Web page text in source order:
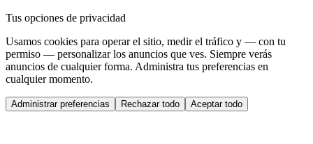
Tus opciones de privacidad
Usamos cookies para operar el sitio, medir el tráfico y — con tu
permiso — personalizar los anuncios que ves. Siempre verás
anuncios de cualquier forma. Administra tus preferencias en
cualquier momento.
Administrar preferencias Rechazar todo Aceptar todo